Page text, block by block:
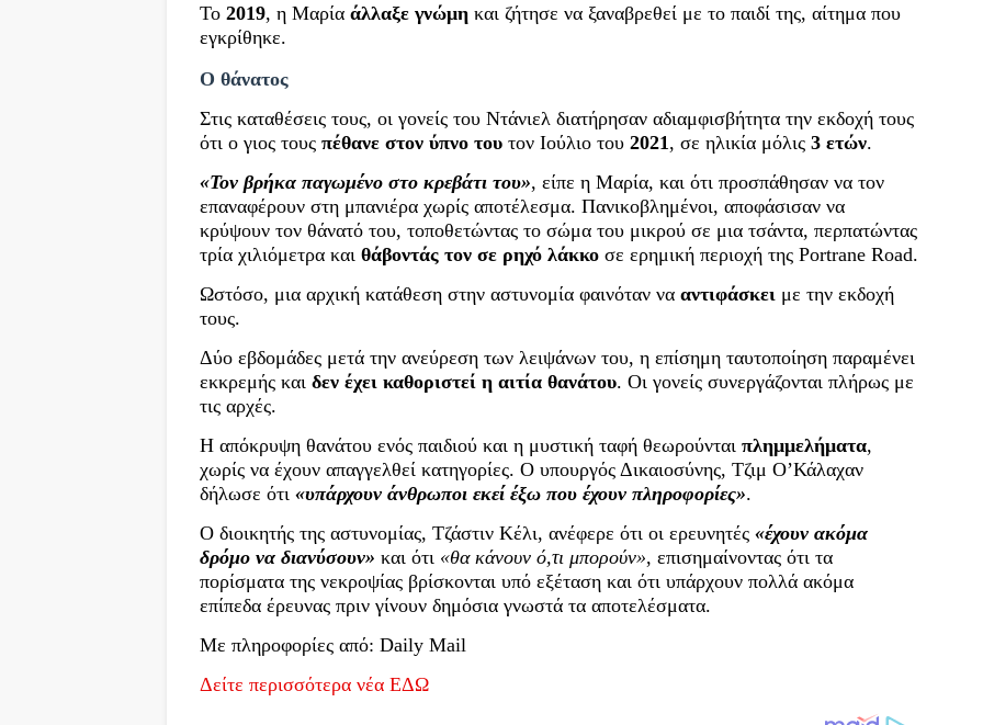
Το 2019, η Μαρία άλλαξε γνώμη και ζήτησε να ξαναβρεθεί με το παιδί της, αίτημα που
εγκρίθηκε.
Ο θάνατος
Στις καταθέσεις τους, οι γονείς του Ντάνιελ διατήρησαν αδιαμφισβήτητα την εκδοχή τους
ότι ο γιος τους πέθανε στον ύπνο του τον Ιούλιο του 2021 , σε ηλικία μόλις 3 ετών.
«Τον βρήκα παγωμένο στο κρεβάτι του», είπε η Μαρία, και ότι προσπάθησαν να τον
επαναφέρουν στη μπανιέρα χωρίς αποτέλεσμα. Πανικοβλημένοι, αποφάσισαν να
κρύψουν τον θάνατό του, τοποθετώντας το σώμα του μικρού σε μια τσάντα, περπατώντας
τρία χιλιόμετρα και θάβοντάς τον σε ρηχό λάκκο σε ερημική περιοχή της Portrane Road.
Ωστόσο, μια αρχική κατάθεση στην αστυνομία φαινόταν να αντιφάσκει με την εκδοχή
τους.
Δύο εβδομάδες μετά την ανεύρεση των λειψάνων του, η επίσημη ταυτοποίηση παραμένει
εκκρεμής και δεν έχει καθοριστεί η αιτία θανάτου. Οι γονείς συνεργάζονται πλήρως με
τις αρχές.
Η απόκρυψη θανάτου ενός παιδιού και η μυστική ταφή θεωρούνται πλημμελήματα,
χωρίς να έχουν απαγγελθεί κατηγορίες. Ο υπουργός Δικαιοσύνης, Τζιμ Ο’Κάλαχαν
δήλωσε ότι «υπάρχουν άνθρωποι εκεί έξω που έχουν πληροφορίες».
Ο διοικητής της αστυνομίας, Τζάστιν Κέλι, ανέφερε ότι οι ερευνητές «έχουν ακόμα
δρόμο να διανύσουν» και ότι «θα κάνουν ό,τι μπορούν», επισημαίνοντας ότι τα
πορίσματα της νεκροψίας βρίσκονται υπό εξέταση και ότι υπάρχουν πολλά ακόμα
επίπεδα έρευνας πριν γίνουν δημόσια γνωστά τα αποτελέσματα.
Με πληροφορίες από: Daily Mail
Δείτε περισσότερα νέα ΕΔΩ